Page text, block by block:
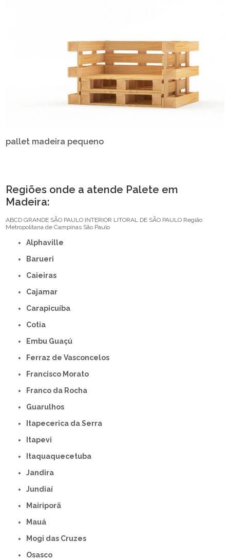
pallet madeira pequeno
Regiões onde a atende Palete em
Madeira:
ABCD GRANDE SÃO PAULO INTERIOR LITORAL DE SÃO PAULO Região
Metropolitana de Campinas São Paulo
Alphaville
Barueri
Caieiras
Cajamar
Carapicuíba
Cotia
Embu Guaçú
Ferraz de Vasconcelos
Francisco Morato
Franco da Rocha
Guarulhos
Itapecerica da Serra
Itapevi
Itaquaquecetuba
Jandira
Jundiaí
Mairiporã
Mauá
Mogi das Cruzes
Osasco